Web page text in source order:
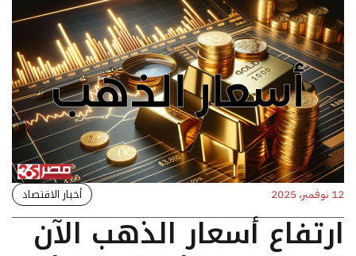
12 نوفمبر، 2025 أخبار الاقتصاد
ارتفاع أسعار الذهب الآن